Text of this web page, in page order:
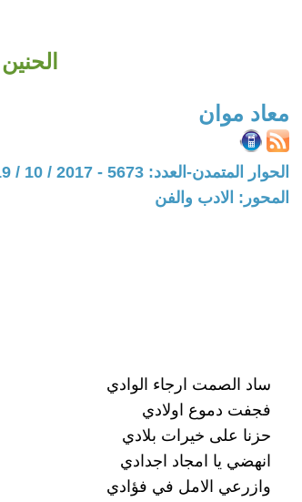
معاد موان
الحوار المتمدن-العدد: 5673 - 2017 / 10 / 19 - 04:31
المحور: الادب والفن
ساد الصمت ارجاء الوادي
فجفت دموع اولادي
حزنا على خيرات بلادي
انهضي يا امجاد اجدادي
وازرعي الامل في فؤادي